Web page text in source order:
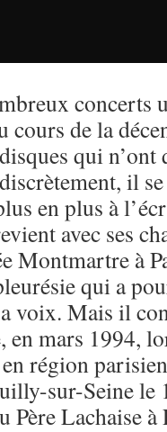
concerts
cours de la
qui n’ont
il
en plus à
avec ses
Montmartre à
qui a
voix. Mais il
en mars 1994,
région
sur-Seine
Père Lachaise à